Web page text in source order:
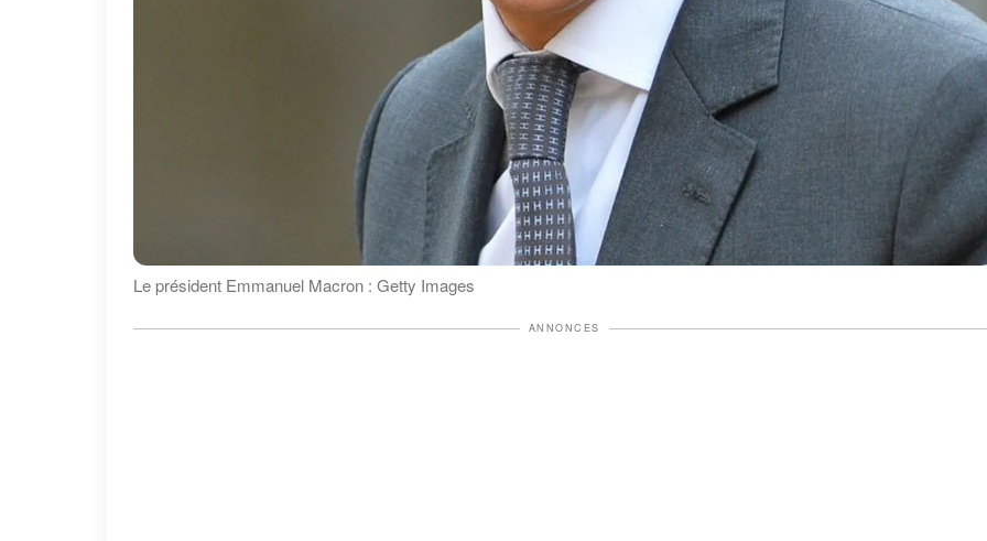
Le président Emmanuel Macron : Getty Images
ANNONCES